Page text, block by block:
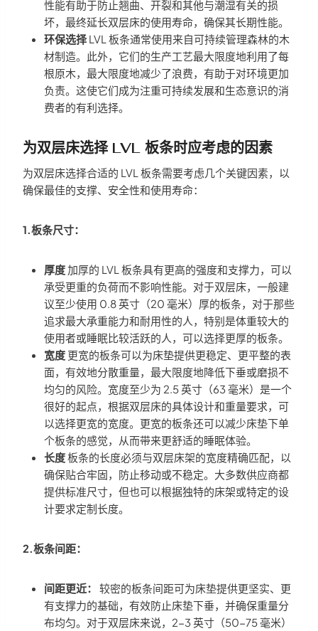
性能有助于防止翘曲、开裂和其他与潮湿有关的损
坏，最终延长双层床的使用寿命，确保其长期性能。
环保选择LVL 板条通常使用来自可持续管理森林的木
材制造。此外，它们的生产工艺最大限度地利用了每
根原木，最大限度地减少了浪费，有助于对环境更加
负责。这使它们成为注重可持续发展和生态意识的消
费者的有利选择。
为双层床选择 LVL 板条时应考虑的因素
为双层床选择合适的 LVL 板条需要考虑几个关键因素，以
确保最佳的支撑、安全性和使用寿命：
1.板条尺寸：
厚度加厚的 LVL 板条具有更高的强度和支撑力，可以
承受更重的负荷而不影响性能。对于双层床，一般建
议至少使用 0.8 英寸（20 毫米）厚的板条，对于那些
追求最大承重能力和耐用性的人，特别是体重较大的
使用者或睡眠比较活跃的人，可以选择更厚的板条。
宽度 更宽的板条可以为床垫提供更稳定、更平整的表
面，有效地分散重量，最大限度地降低下垂或磨损不
均匀的风险。宽度至少为 2.5 英寸（63 毫米）是一个
很好的起点，根据双层床的具体设计和重量要求，可
以选择更宽的宽度。更宽的板条还可以减少床垫下单
个板条的感觉，从而带来更舒适的睡眠体验。
长度板条的长度必须与双层床架的宽度精确匹配，以
确保贴合牢固，防止移动或不稳定。大多数供应商都
提供标准尺寸，但也可以根据独特的床架或特定的设
计要求定制长度。
2.板条间距：
间距更近：
较密的板条间距可为床垫提供更坚实、更
有支撑力的基础，有效防止床垫下垂，并确保重量分
布均匀。对于双层床来说，2-3 英寸（50-75 毫米）